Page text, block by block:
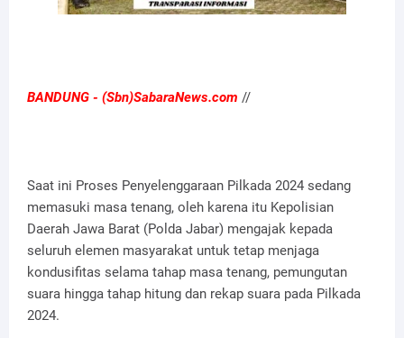
BANDUNG - (Sbn)SabaraNews.com //
Saat ini Proses Penyelenggaraan Pilkada 2024 sedang
memasuki masa tenang, oleh karena itu Kepolisian
Daerah Jawa Barat (Polda Jabar) mengajak kepada
seluruh elemen masyarakat untuk tetap menjaga
kondusifitas selama tahap masa tenang, pemungutan
suara hingga tahap hitung dan rekap suara pada Pilkada
2024.